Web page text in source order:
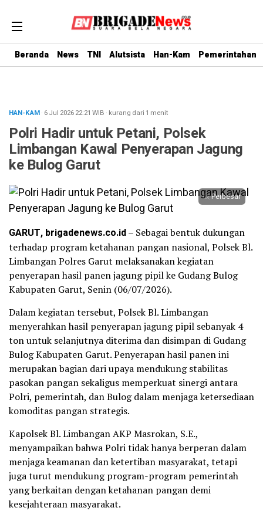
Beranda News TNI Alutsista Han-Kam Pemerintahan
HAN-KAM· 6 Jul 202622:21 WIB · kurang dari 1 menit
Polri Hadir untuk Petani, Polsek
Limbangan Kawal Penyerapan Jagung
ke Bulog Garut
Perbesar
GARUT, brigadenews.co.id– Sebagai bentuk dukungan
terhadap program ketahanan pangan nasional, Polsek Bl.
Limbangan Polres Garut melaksanakan kegiatan
penyerapan hasil panen jagung pipil ke Gudang Bulog
Kabupaten Garut, Senin (06/07/2026).
Dalam kegiatan tersebut, Polsek Bl. Limbangan
menyerahkan hasil penyerapan jagung pipil sebanyak 4
ton untuk selanjutnya diterima dan disimpan di Gudang
Bulog Kabupaten Garut. Penyerapan hasil panen ini
merupakan bagian dari upaya mendukung stabilitas
pasokan pangan sekaligus memperkuat sinergi antara
Polri, pemerintah, dan Bulog dalam menjaga ketersediaan
komoditas pangan strategis.
Kapolsek Bl. Limbangan AKP Masrokan, S.E.,
menyampaikan bahwa Polri tidak hanya berperan dalam
menjaga keamanan dan ketertiban masyarakat, tetapi
juga turut mendukung program-program pemerintah
yang berkaitan dengan ketahanan pangan demi
kesejahteraan masyarakat.